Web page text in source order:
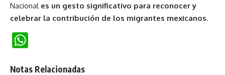
Nacional es un gesto significativo para reconocer y
celebrar la contribución de los migrantes mexicanos.
Notas Relacionadas